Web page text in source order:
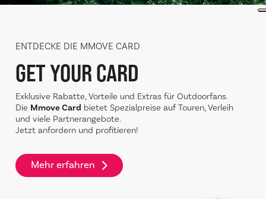
ENTDECKE DIE MMOVE CARD
GET YOUR CARD
Exklusive Rabatte, Vorteile und Extras für Outdoorfans.
Die Mmove Card bietet Spezialpreise auf Touren, Verleih
und viele Partnerangebote.
Jetzt anfordern und profitieren!
Mehr erfahren